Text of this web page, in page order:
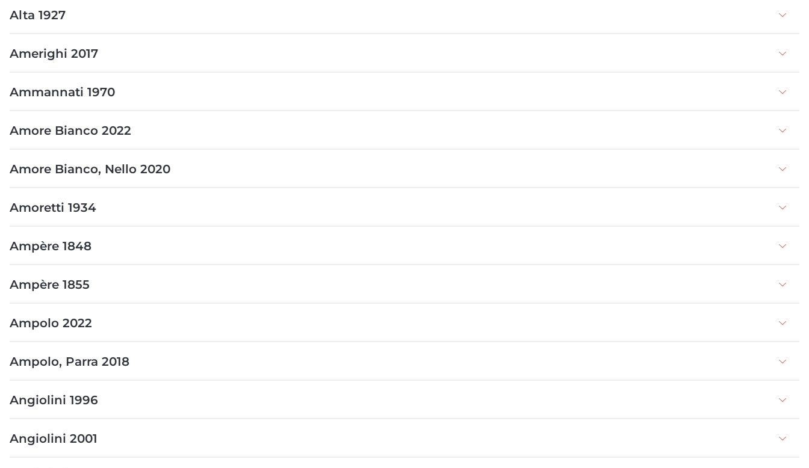
Alta 1927
Amerighi 2017
Ammannati 1970
Amore Bianco 2022
Amore Bianco, Nello 2020
Amoretti 1934
Ampère 1848
Ampère 1855
Ampolo 2022
Ampolo, Parra 2018
Angiolini 1996
Angiolini 2001